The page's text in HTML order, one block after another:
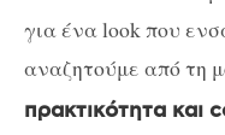
για ένα look που
αναζητούμε από τη
πρακτικότητα και